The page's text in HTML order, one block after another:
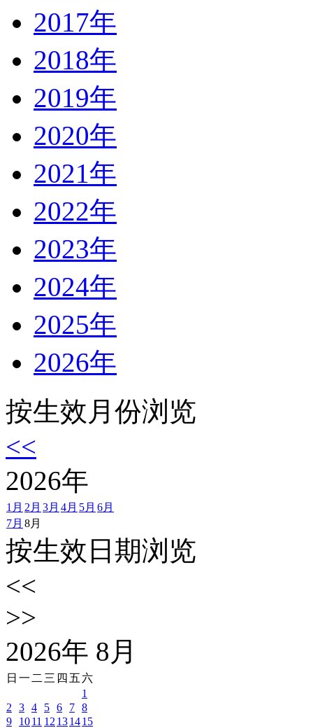
2017年
2018年
2019年
2020年
2021年
2022年
2023年
2024年
2025年
2026年
按生效月份浏览
<<
2026年
1月 2月 3月 4月 5月 6月
7月 8月
按生效日期浏览
<<
>>
2026年 8 月
日 一 二 三 四 五 六
1
2
3 4 5 6 7 8
9
1011 12 131415